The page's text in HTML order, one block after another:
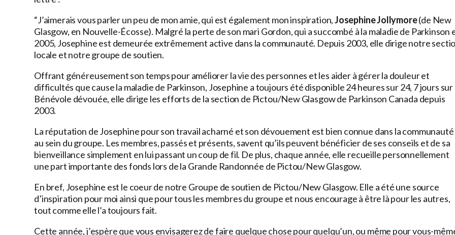
“J’aimerais vous parler un peu de mon amie, qui est également mon inspiration,Josephine Jollymore(de New
Glasgow, en Nouvelle-Écosse). Malgré la perte de son mari Gordon, qui a succombé à la maladie de Parkinson
2005, Josephine est demeurée extrêmement active dans la communauté. Depuis 2003, elle dirige notre
locale et notre groupe de soutien.
Offrant généreusement son temps pour améliorer la vie des personnes et les aider à gérer la douleur et
difficultés que cause la maladie de Parkinson, Josephine a toujours été disponible 24 heures sur 24, 7 jours sur
Bénévole dévouée, elle dirige les efforts de la section de Pictou/New Glasgow de Parkinson Canada depuis
2003.
La réputation de Josephine pour son travail acharné et son dévouement est bien connue dans la
au sein du groupe. Les membres, passés et présents, savent qu’ils peuvent bénéficier de ses conseils et de sa
bienveillance simplement en lui passant un coup de fil. De plus, chaque année, elle recueille personnellement
une part importante des fonds lors de la Grande Randonnée de Pictou/New Glasgow.
En bref, Josephine est le coeur de notre Groupe de soutien de Pictou/New Glasgow. Elle a été une source
d’inspiration pour moi ainsi que pour tous les membres du groupe et nous encourage à être là pour les autres,
tout comme elle l’a toujours fait.
Cette année, j’espère que vous envisagerez de faire quelque chose pour quelqu’un, ou même pour vous-